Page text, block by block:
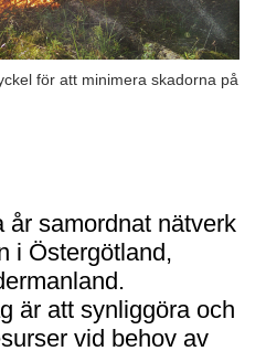
för att minimera skadorna på
år samordnat nätverk
i Östergötland,
är att synliggöra och
vid behov av